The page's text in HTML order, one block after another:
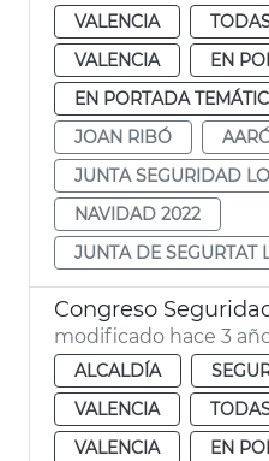
VALENCIA
VALENCIA
EN
EN PORTADA
JOAN RIBÓ
JUNTA SEGURIDAD
NAVIDAD 2022
JUNTA DE SEGURTAT
Congreso
modificado hace 3
ALCALDÍA
VALENCIA
VALENCIA
EN